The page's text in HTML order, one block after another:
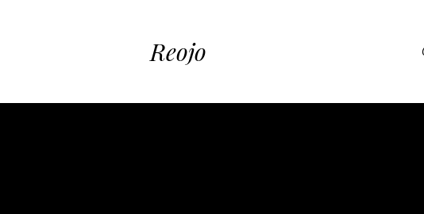
Reojo